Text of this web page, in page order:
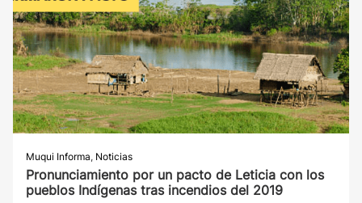
Muqui Informa, Noticias
Pronunciamiento por un pacto de Leticia con los
pueblos Indígenas tras incendios del 2019